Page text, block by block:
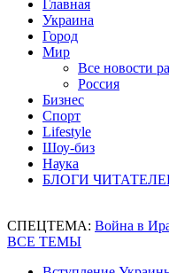
Главная
Украина
Город
Мир
Все новости
Россия
Бизнес
Спорт
Lifestyle
Шоу-биз
Наука
БЛОГИ
СПЕЦТЕМА: Война в
ВСЕ ТЕМЫ